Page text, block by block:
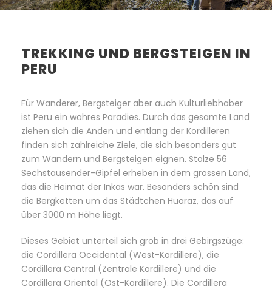
TREKKING UND BERGSTEIGEN IN
PERU
Für Wanderer, Bergsteiger aber auch Kulturliebhaber
ist Peru ein wahres Paradies. Durch das gesamte Land
ziehen sich die Anden und entlang der Kordilleren
finden sich zahlreiche Ziele, die sich besonders gut
zum Wandern und Bergsteigen eignen. Stolze 56
Sechstausender-Gipfel erheben in dem grossen Land,
das die Heimat der Inkas war. Besonders schön sind
die Bergketten um das Städtchen Huaraz, das auf
über 3000 m Höhe liegt.
Dieses Gebiet unterteil sich grob in drei Gebirgszüge:
die Cordillera Occidental (West-Kordillere), die
Cordillera Central (Zentrale Kordillere) und die
Cordillera Oriental (Ost-Kordillere). Die Cordillera